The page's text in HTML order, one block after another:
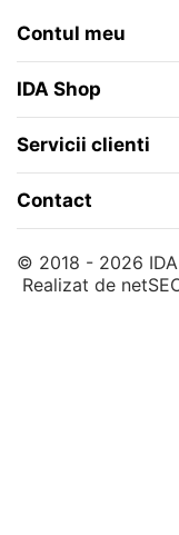
Contul meu
IDA Shop
Servicii clienti
Contact
© 2018 - 2026 IDA
Realizat de